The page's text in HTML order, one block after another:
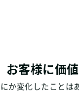
お客様に価
か変化したことは